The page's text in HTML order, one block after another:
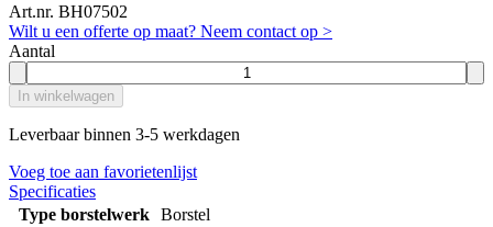
Art.nr. BH07502
Wilt u een offerte op maat? Neem contact op >
Aantal
In winkelwagen
Leverbaar binnen 3-5 werkdagen
Voeg toe aan favorietenlijst
Specificaties
Type borstelwerk Borstel